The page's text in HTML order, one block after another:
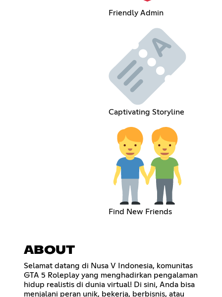
Friendly Admin
Captivating Storyline
Find New Friends
ABOUT
Selamat datang di Nusa V Indonesia, komunitas
GTA 5 Roleplay yang menghadirkan pengalaman
hidup realistis di dunia virtual! Di sini, Anda bisa
menjalani peran unik, bekerja, berbisnis, atau